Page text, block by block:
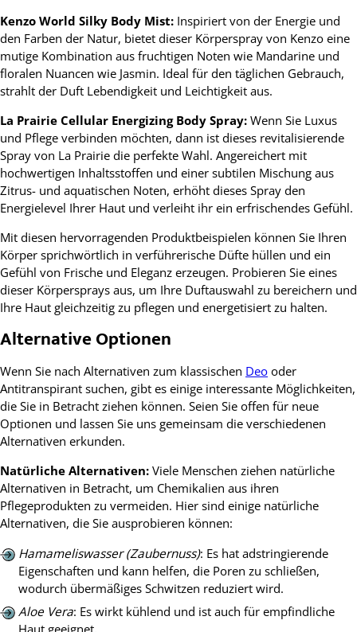
Kenzo World Silky Body Mist: Inspiriert von der Energie und
den Farben der Natur, bietet dieser Körperspray von Kenzo eine
mutige Kombination aus fruchtigen Noten wie Mandarine und
floralen Nuancen wie Jasmin. Ideal für den täglichen Gebrauch,
strahlt der Duft Lebendigkeit und Leichtigkeit aus.
La Prairie Cellular Energizing Body Spray: Wenn Sie Luxus
und Pflege verbinden möchten, dann ist dieses revitalisierende
Spray von La Prairie die perfekte Wahl. Angereichert mit
hochwertigen Inhaltsstoffen und einer subtilen Mischung aus
Zitrus- und aquatischen Noten, erhöht dieses Spray den
Energielevel Ihrer Haut und verleiht ihr ein erfrischendes Gefühl.
Mit diesen hervorragenden Produktbeispielen können Sie Ihren
Körper sprichwörtlich in verführerische Düfte hüllen und ein
Gefühl von Frische und Eleganz erzeugen. Probieren Sie eines
dieser Körpersprays aus, um Ihre Duftauswahl zu bereichern und
Ihre Haut gleichzeitig zu pflegen und energetisiert zu halten.
Alternative Optionen
Wenn Sie nach Alternativen zum klassischen Deo oder
Antitranspirant suchen, gibt es einige interessante Möglichkeiten,
die Sie in Betracht ziehen können. Seien Sie offen für neue
Optionen und lassen Sie uns gemeinsam die verschiedenen
Alternativen erkunden.
Natürliche Alternativen: Viele Menschen ziehen natürliche
Alternativen in Betracht, um Chemikalien aus ihren
Pflegeprodukten zu vermeiden. Hier sind einige natürliche
Alternativen, die Sie ausprobieren können:
Hamameliswasser (Zaubernuss): Es hat adstringierende
Eigenschaften und kann helfen, die Poren zu schließen,
wodurch übermäßiges Schwitzen reduziert wird.
Aloe Vera: Es wirkt kühlend und ist auch für empfindliche